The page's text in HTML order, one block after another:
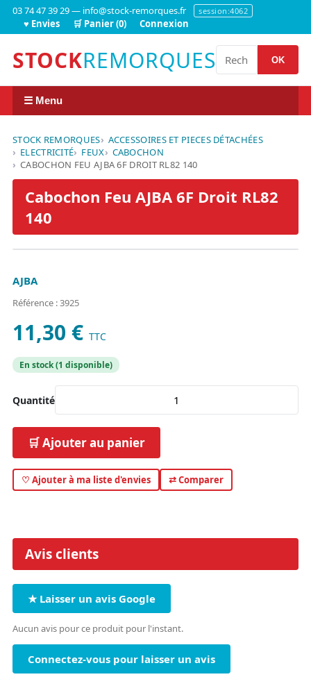
03 74 47 39 29 — info@stock-remorques.fr session:4062
♥ Envies 🛒 Panier (0) Connexion
STOCKREMORQUES OK
☰ Menu
STOCK REMORQUES
ACCESSOIRES ET PIECES DÉTACHÉES
ELECTRICITÉ
FEUX
CABOCHON
CABOCHON FEU AJBA 6F DROIT RL82 140
Cabochon Feu AJBA 6F Droit RL82
140
AJBA
Référence : 3925
11,30 € TTC
En stock (1 disponible)
Quantité
🛒 Ajouter au panier
♡ Ajouter à ma liste d'envies ⇄ Comparer
Avis clients
★ Laisser un avis Google
Aucun avis pour ce produit pour l'instant.
Connectez-vous pour laisser un avis